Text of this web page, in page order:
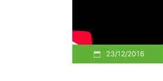
23/12/2016